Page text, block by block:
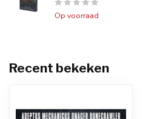
Op voorraad
Recent bekeken